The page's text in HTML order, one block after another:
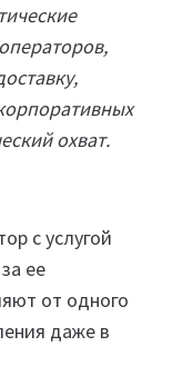
охват.
с услугой
ее
от одного
даже в